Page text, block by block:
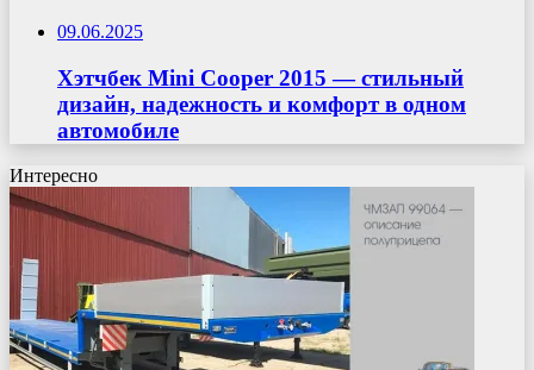
09.06.2025
Хэтчбек Mini Cooper 2015 — стильный
дизайн, надежность и комфорт в одном
автомобиле
Интересно